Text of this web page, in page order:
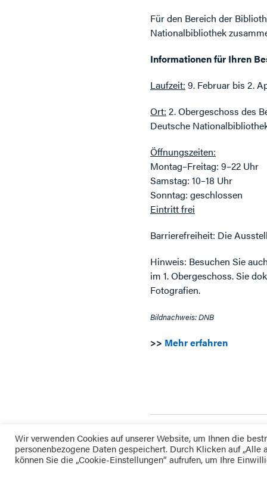
Für den Bereich der
Nationalbibliothek
Informationen für Ihren
Laufzeit: 9. Februar bis 2.
Ort: 2. Obergeschoss des
Deutsche
Öffnungszeiten:
Montag–Freitag: 9–22 Uhr
Samstag: 10–18 Uhr
Sonntag: geschlossen
Eintritt frei
Barrierefreiheit: Die
Hinweis: Besuchen Sie
im 1. Obergeschoss. Sie
Fotografien.
Bildnachweis: DNB
>> Mehr erfahren
Wir verwenden Cookies auf unserer Website, um Ihnen die
personenbezogene Daten gespeichert. Durch Klicken auf
können Sie die „Cookie-Einstellungen“ aufrufen, um Ihre